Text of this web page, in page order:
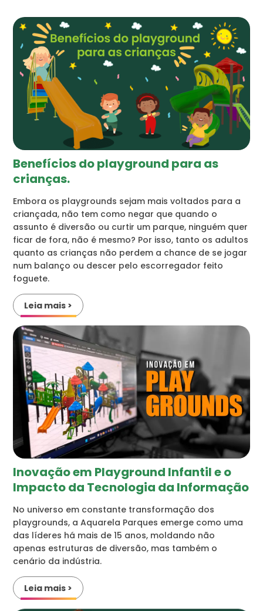
Benefícios do playground para as
crianças.
Embora os playgrounds sejam mais voltados para a
criançada, não tem como negar que quando o
assunto é diversão ou curtir um parque, ninguém quer
ficar de fora, não é mesmo? Por isso, tanto os adultos
quanto as crianças não perdem a chance de se jogar
num balanço ou descer pelo escorregador feito
foguete.
Leia mais >
Inovação em Playground Infantil e o
Impactoda Tecnologia da Informação
No universo em constante transformação dos
playgrounds, a Aquarela Parques emerge como uma
das líderes há mais de 15 anos, moldando não
apenas estruturas de diversão, mas também o
cenário da indústria.
Leia mais >